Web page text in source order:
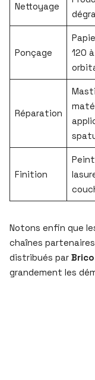
Nettoyage
Ponçage
120
Réparation
Finition
Notons enfin que
chaînes
distribués par
grandement les